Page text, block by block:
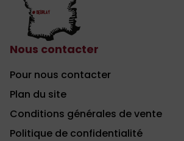
Nous contacter
Pour nous contacter
Plan du site
Conditions générales de vente
Politique de confidentialité